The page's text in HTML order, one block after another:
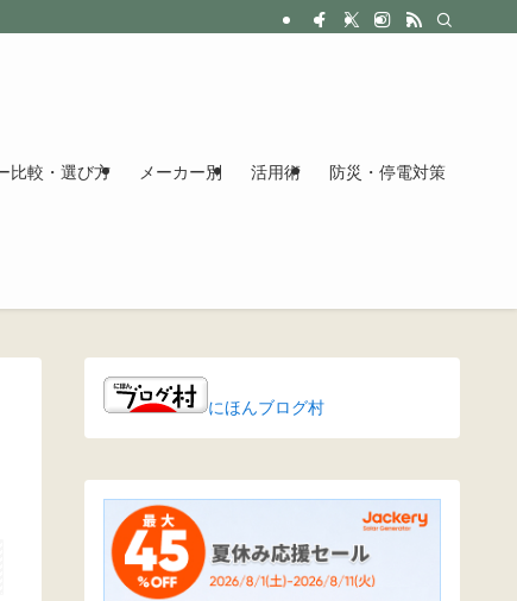
比較・選び方 メーカー別 活用術 防災・停電対策
にほんブログ村